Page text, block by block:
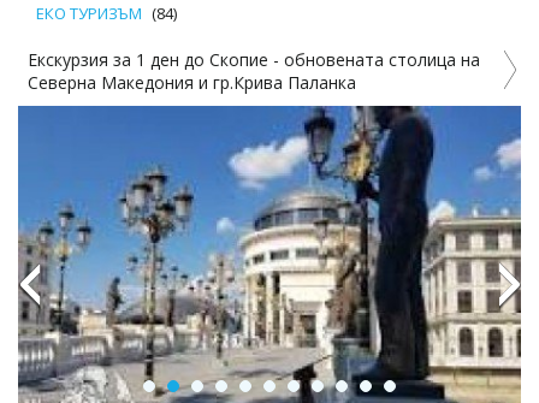
ЕКО ТУРИЗЪМ (84)
Екскурзия за 1 ден до Скопие - обновената столица на
Северна Македония и гр.Крива Паланка
Previous Next